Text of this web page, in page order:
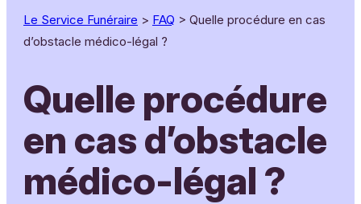
Le Service Funéraire > FAQ > Quelle procédure en cas
d’obstacle médico-légal ?
Quelle procédure
en cas d’obstacle
médico-légal ?